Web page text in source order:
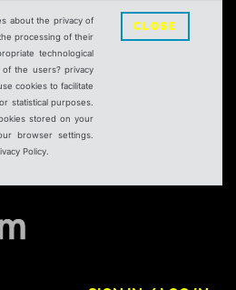
about the privacy of
processing of their
technological
the users? privacy
cookies to facilitate
statistical purposes.
stored on your
browser settings.
Policy.
CLOSE